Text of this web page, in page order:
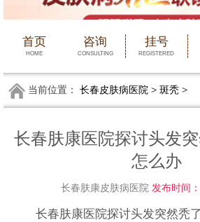
首页
HOME
咨询
CONSULTING
挂号
REGISTERED
当前位置： 长春皮肤病医院> 斑秃>
长春肤康医院探讨头发
怎么办
长春肤康皮肤病医院 发布时间
长春肤康医院探讨头发突然秃了